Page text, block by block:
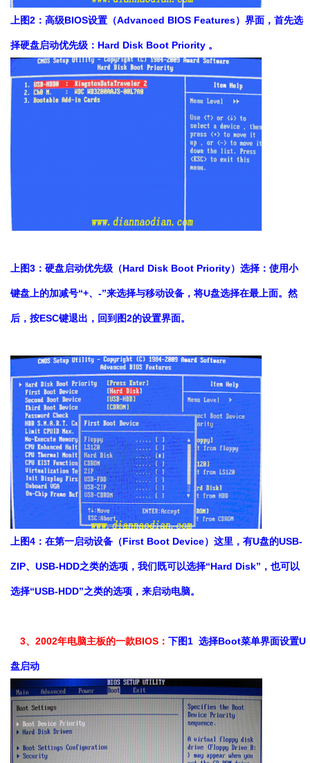
上图2：高级BIOS设置（Advanced BIOS Features）界面，首先选
择硬盘启动优先级：Hard Disk Boot Priority 。
上图3：硬盘启动优先级（Hard Disk Boot Priority）选择：使用小
键盘上的加减号“+、-”来选择与移动设备，将U盘选择在最上面。然
后，按ESC键退出，回到图2的设置界面。
上图4：在第一启动设备（First Boot Device）这里，有U盘的USB-
ZIP、USB-HDD之类的选项，我们既可以选择“Hard Disk”，也可以
选择“USB-HDD”之类的选项，来启动电脑。
3、2002年电脑主板的一款BIOS： 下图1 选择Boot菜单界面设置U
盘启动